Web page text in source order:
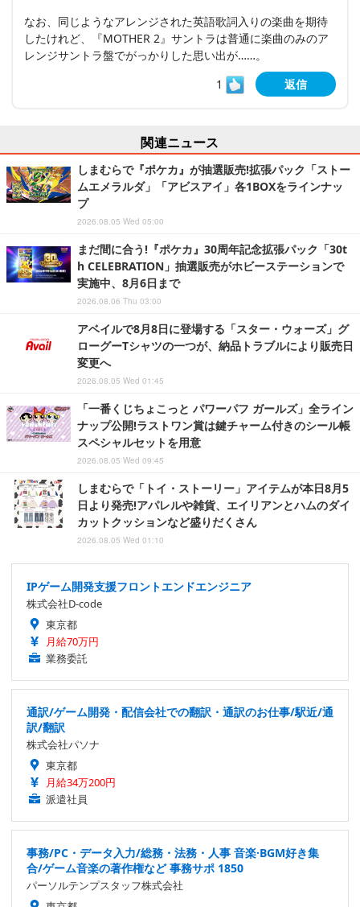
なお、同じようなアレンジされた英語歌詞入りの楽曲を期待
したけれど、『MOTHER 2』サントラは普通に楽曲のみのア
レンジサントラ盤でがっかりした思い出が……。
1
返信
関連ニュース
しまむらで『ポケカ』が抽選販売!拡張パック「ストー
ムエメラルダ」「アビスアイ」各1BOXをラインナッ
プ
2026.08.05 Wed 05:00
まだ間に合う!『ポケカ』30周年記念拡張パック「30t
h CELEBRATION」抽選販売がホビーステーションで
実施中、8月6日まで
2026.08.06 Thu 03:00
アベイルで8月8日に登場する「スター・ウォーズ」グ
ローグーTシャツの一つが、納品トラブルにより販売日
変更へ
2026.08.05 Wed 01:45
「一番くじちょこっと パワーパフ ガールズ」全ライン
ナップ公開!ラストワン賞は鍵チャーム付きのシール帳
スペシャルセットを用意
2026.08.05 Wed 09:45
しまむらで「トイ・ストーリー」アイテムが本日8月5
日より発売!アパレルや雑貨、エイリアンとハムのダイ
カットクッションなど盛りだくさん
2026.08.05 Wed 01:10
IPゲーム開発支援フロントエンドエンジニア
株式会社D-code
東京都
月給70万円
業務委託
通訳/ゲーム開発・配信会社での翻訳・通訳のお仕事/駅近/通
訳/翻訳
株式会社パソナ
東京都
月給34万200円
派遣社員
事務/PC・データ入力/総務・法務・人事 音楽·BGM好き集
合/ゲーム音楽の著作権など 事務サポ 1850
パーソルテンプスタッフ株式会社